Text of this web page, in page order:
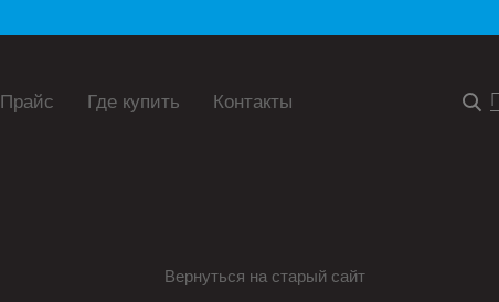
Прайс Где купить Контакты
Вернуться на старый сайт